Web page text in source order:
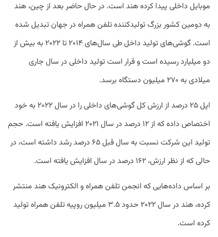
موبایل داخلی پیدا کرده هند است. در حال حاضر بعد از چین، هند
به دومین کشور بزرگ تولیدکننده تلفن همراه در جهان تبدیل شده
است. گوشی‌های تولید داخل طی سال‌های ۲۰۱۴ تا ۲۰۲۲ به بیش از
دو میلیارد رسیده است و قرار است تولید داخلی در سال جاری
میلادی به ۲۷۰ میلیون دستگاه برسد.
اپل ۲۵ درصد از ارزش کل گوشی‌های داخلی را در سال ۲۰۲۲ به خود
اختصاص داده که از ۱۲ درصد در سال ۲۰۲۱ افزایش یافته است. حجم
تولید این شرکت نسبت به سال قبل ۶۵ درصد رشد داشته است، در
حالی که از نظر ارزش، ۱۶۲ درصد در سال افزایش یافته است.
بر اساس داده‌هایی که انجمن تلفن همراه و الکترونیک هند منتشر
کرده، هند در سال ۲۰۲۲ حدود ۳.۵ میلیون روپیه تلفن همراه تولید
کرده است.